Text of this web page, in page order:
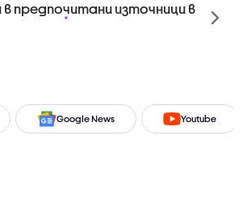
в предпочитани източници в
Google News Youtube